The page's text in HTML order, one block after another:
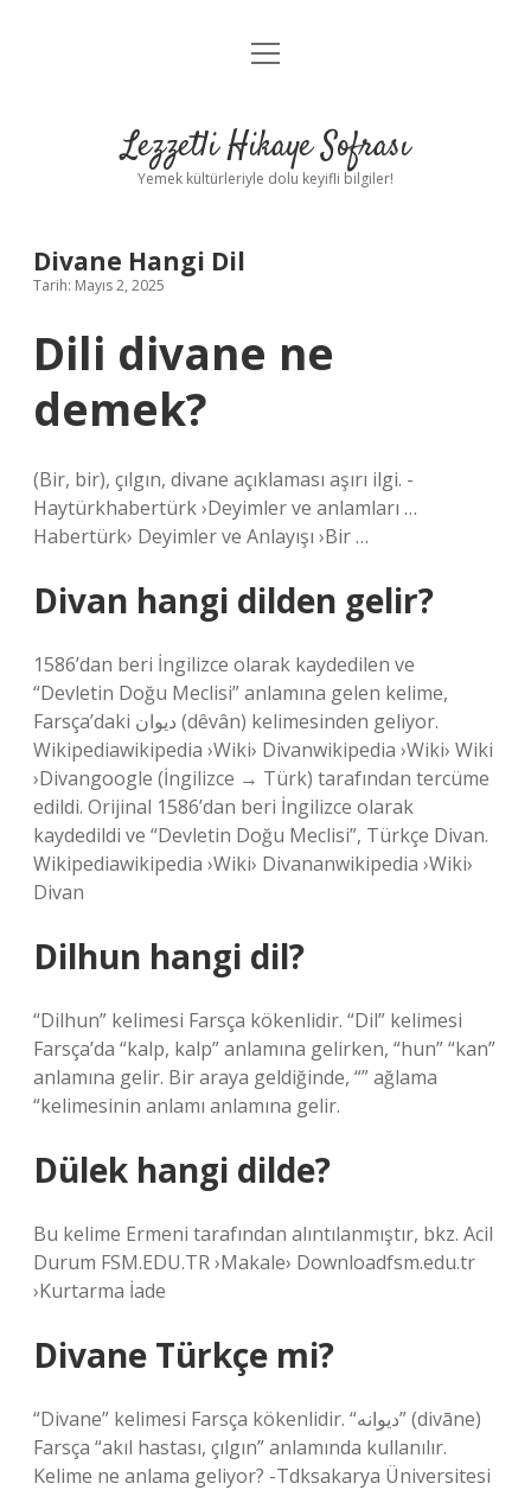
Anasayfa
Yasal Uyarı
menüyü
Lezzetli Hikaye Sofrası
Yemek kültürleriyle dolu keyifli bilgiler!
Divane Hangi Dil
Tarih: Mayıs 2, 2025
Dili divane ne
demek?
(Bir, bir), çılgın, divane açıklaması aşırı ilgi. -
Haytürkhabertürk ›Deyimler ve anlamları …
Habertürk› Deyimler ve Anlayışı ›Bir …
Divan hangi dilden gelir?
1586’dan beri İngilizce olarak kaydedilen ve
“Devletin Doğu Meclisi” anlamına gelen kelime,
Farsça’daki دیوان (dêvân) kelimesinden geliyor.
Wikipediawikipedia ›Wiki› Divanwikipedia ›Wiki› Wiki
›Divangoogle (İngilizce → Türk) tarafından tercüme
edildi. Orijinal 1586’dan beri İngilizce olarak
kaydedildi ve “Devletin Doğu Meclisi”, Türkçe Divan.
Wikipediawikipedia ›Wiki› Divananwikipedia ›Wiki›
Divan
Dilhun hangi dil?
“Dilhun” kelimesi Farsça kökenlidir. “Dil” kelimesi
Farsça’da “kalp, kalp” anlamına gelirken, “hun” “kan”
anlamına gelir. Bir araya geldiğinde, “” ağlama
“kelimesinin anlamı anlamına gelir.
Dülek hangi dilde?
Bu kelime Ermeni tarafından alıntılanmıştır, bkz. Acil
Durum FSM.EDU.TR ›Makale› Downloadfsm.edu.tr
›Kurtarma İade
Divane Türkçe mi?
“Divane” kelimesi Farsça kökenlidir. “دیوانه” (divāne)
Farsça “akıl hastası, çılgın” anlamında kullanılır.
Kelime ne anlama geliyor? -Tdksakarya Üniversitesi